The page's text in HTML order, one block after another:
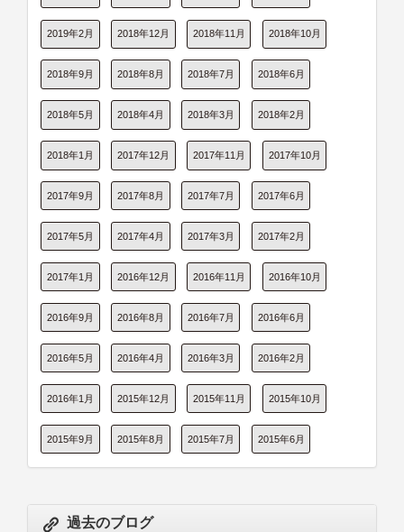
2019年2月 2018年12月 2018年11月 2018年10月
2018年9月 2018年8月 2018年7月 2018年6月
2018年5月 2018年4月 2018年3月 2018年2月
2018年1月 2017年12月 2017年11月 2017年10月
2017年9月 2017年8月 2017年7月 2017年6月
2017年5月 2017年4月 2017年3月 2017年2月
2017年1月 2016年12月 2016年11月 2016年10月
2016年9月 2016年8月 2016年7月 2016年6月
2016年5月 2016年4月 2016年3月 2016年2月
2016年1月 2015年12月 2015年11月 2015年10月
2015年9月 2015年8月 2015年7月 2015年6月
過去のブログ